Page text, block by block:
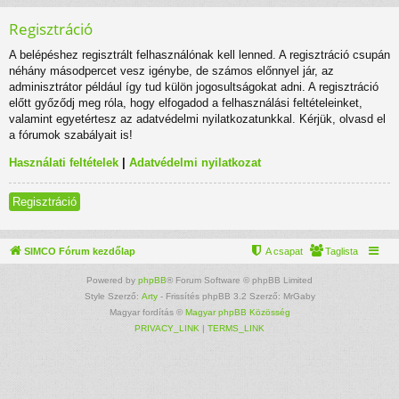
Regisztráció
A belépéshez regisztrált felhasználónak kell lenned. A regisztráció csupán
néhány másodpercet vesz igénybe, de számos előnnyel jár, az
adminisztrátor például így tud külön jogosultságokat adni. A regisztráció
előtt győződj meg róla, hogy elfogadod a felhasználási feltételeinket,
valamint egyetértesz az adatvédelmi nyilatkozatunkkal. Kérjük, olvasd el
a fórumok szabályait is!
Használati feltételek | Adatvédelmi nyilatkozat
Regisztráció
SIMCO Fórum kezdőlap Taglista
A csapat
Powered by phpBB® Forum Software © phpBB Limited
Style Szerző: Arty- Frissítés phpBB 3.2 Szerző: MrGaby
Magyar fordítás ©Magyar phpBB Közösség
PRIVACY_LINK | TERMS_LINK